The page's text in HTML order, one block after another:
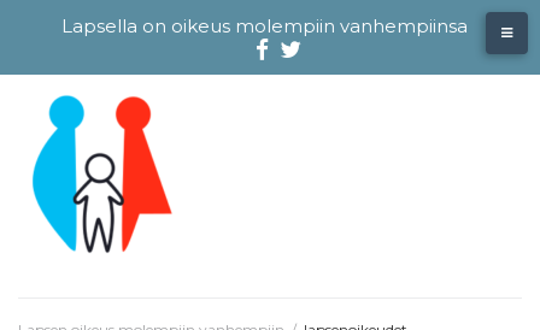
content
Lapsella on oikeus molempiin vanhempiinsa
Facebook
@evliitto